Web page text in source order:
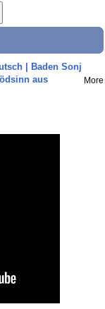
| Baden Sonj
aus
More